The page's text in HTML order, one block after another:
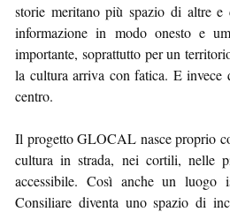
storie meritano più spazio di altre
informazione in modo onesto e
importante, soprattutto per un
la cultura arriva con fatica. E invece
centro.
Il progetto GLOCAL nasce proprio
cultura in strada, nei cortili, nelle
accessibile. Così anche un luogo
Consiliare diventa uno spazio di